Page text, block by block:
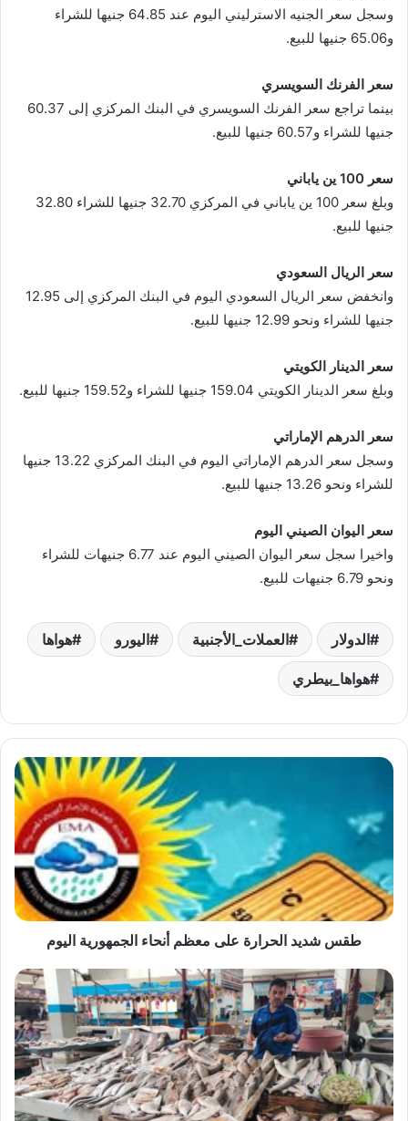
وسجل سعر الجنيه الاسترليني اليوم عند 64.85 جنيها للشراء
و65.06 جنيها للبيع.
سعر الفرنك السويسري
بينما تراجع سعر الفرنك السويسري في البنك المركزي إلى 60.37
جنيها للشراء و60.57 جنيها للبيع.
سعر 100 ين ياباني
وبلغ سعر 100 ين ياباني في المركزي 32.70 جنيها للشراء 32.80
جنيها للبيع.
سعر الريال السعودي
وانخفض سعر الريال السعودي اليوم في البنك المركزي إلى 12.95
جنيها للشراء ونحو 12.99 جنيها للبيع.
سعر الدينار الكويتي
وبلغ سعر الدينار الكويتي 159.04 جنيها للشراء و159.52 جنيها للبيع.
سعر الدرهم الإماراتي
وسجل سعر الدرهم الإماراتي اليوم في البنك المركزي 13.22 جنيها
للشراء ونحو 13.26 جنيها للبيع.
سعر اليوان الصيني اليوم
واخيرا سجل سعر اليوان الصيني اليوم عند 6.77 جنيهات للشراء
ونحو 6.79 جنيهات للبيع.
الدولار العملات_الأجنبية اليورو هواها
هواها_بيطري
طقس
على
أنحاء
الجمهورية
اليوم
طقس شديد الحرارة على معظم أنحاء الجمهورية اليوم
استقرار
أسعار
البلطي
والمكرونة
..
اعرف
أسعار
السمك